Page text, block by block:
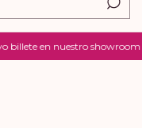
showroom · 10% OFF